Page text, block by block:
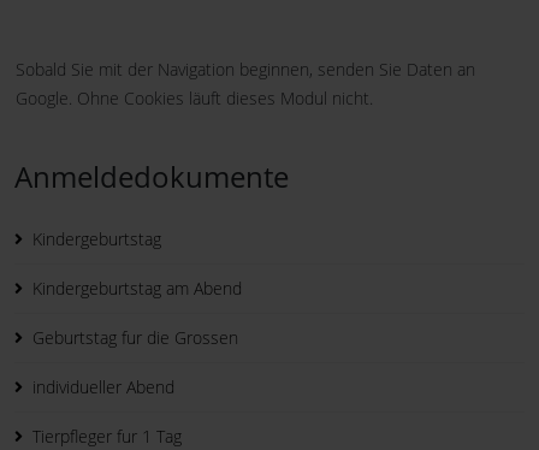
Sobald Sie mit der Navigation beginnen, senden Sie Daten an
Google. Ohne Cookies läuft dieses Modul nicht.
Anmeldedokumente
Kindergeburtstag
Kindergeburtstag am Abend
Geburtstag fur die Grossen
individueller Abend
Tierpfleger fur 1 Tag